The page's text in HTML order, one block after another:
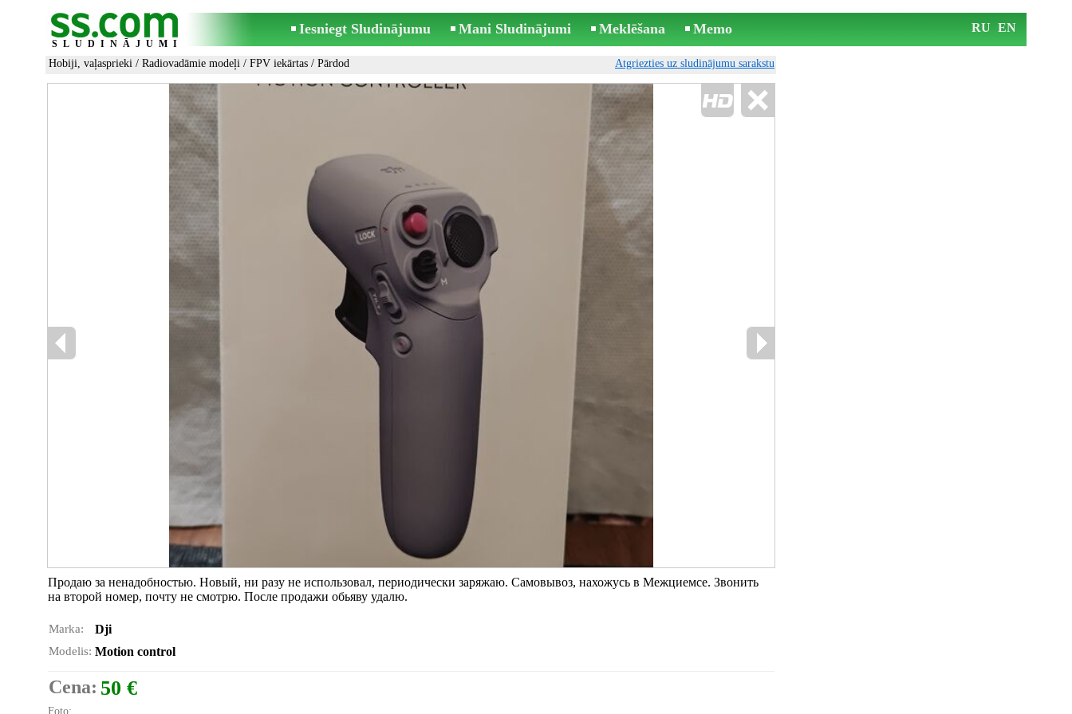
SLUDINĀJUMI
Iesniegt Sludinājumu Mani Sludinājumi Meklēšana Memo RU EN
Hobiji, vaļasprieki / Radiovadāmie modeļi / FPV iekārtas / Pārdod Atgriezties uz sludinājumu sarakstu
Продаю за ненадобностью. Новый, ни разу не использовал, периодически заряжаю. Самовывоз, нахожусь в Межциемсе. Звонить
на второй номер, почту не смотрю. После продажи обьяву удалю.
Marka: Dji
Modelis: Motion control
Cena: 50 €
Foto: